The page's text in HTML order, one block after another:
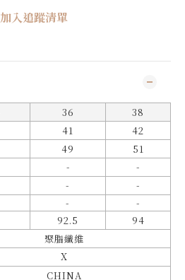
加入追蹤清單
36
38
41
42
49
51
-
-
-
-
-
-
92.5
94
聚脂纖維
X
CHINA